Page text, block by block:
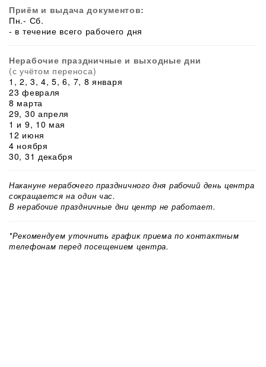
Приём и выдача документов:
Пн.- Сб.
- в течение всего рабочего дня
Нерабочие праздничные и выходные дни
(с учётом переноса)
1, 2, 3, 4, 5, 6, 7, 8 января
23 февраля
8 марта
29, 30 апреля
1 и 9, 10 мая
12 июня
4 ноября
30, 31 декабря
Накануне нерабочего праздничного дня рабочий день центра
сокращается на один час.
В нерабочие праздничные дни центр не работает.
*Рекомендуем уточнить график приема по контактным
телефонам перед посещением центра.